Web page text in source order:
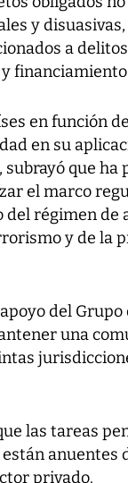
y
a
en función
en su
subrayó que
el marco
régimen de
y de la
del
una
las tareas
anuentes
privado.